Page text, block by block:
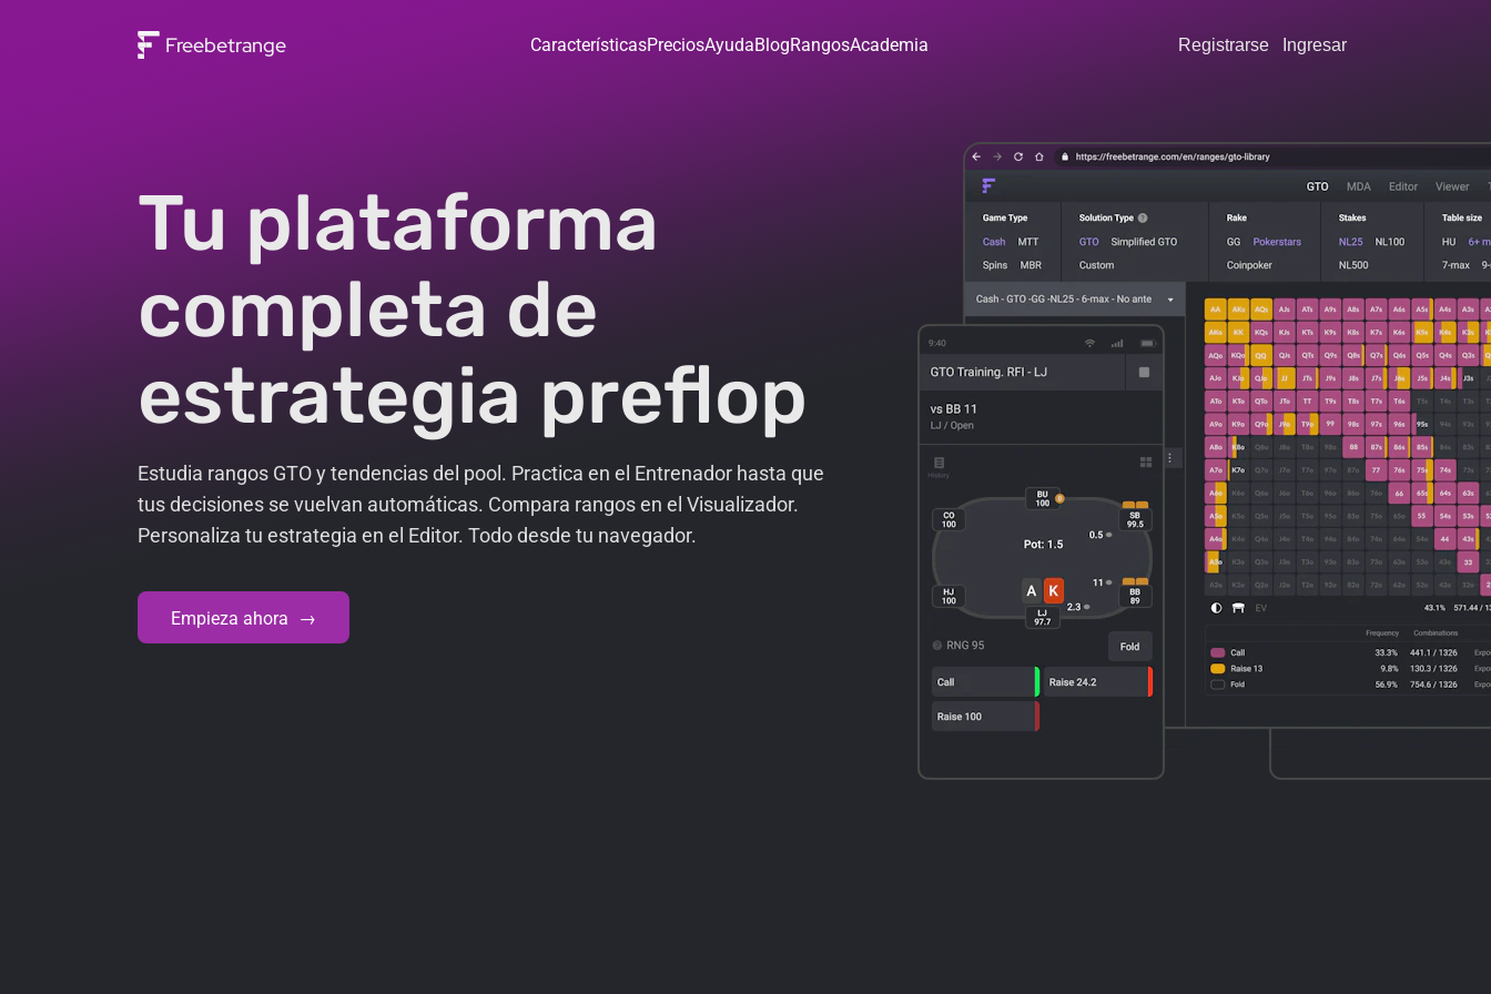
Freebetrange CaracterísticasPreciosAyudaBlogRangosAcademia Registrarse Ingresar
Tu plataforma
completa de
estrategia preflop
Estudia rangos GTO y tendencias del pool. Practica en el Entrenador hasta que
tus decisiones se vuelvan automáticas. Compara rangos en el Visualizador.
Personaliza tu estrategia en el Editor. Todo desde tu navegador.
Empieza ahora →